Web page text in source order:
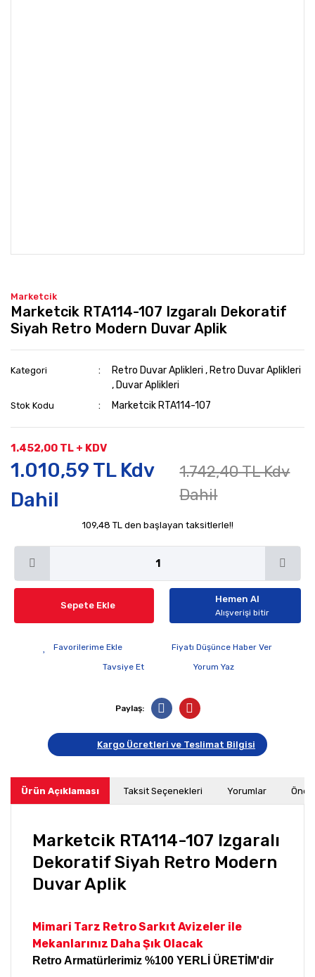
Marketcik
Marketcik RTA114-107 Izgaralı Dekoratif
Siyah Retro Modern Duvar Aplik
Kategori Retro Duvar Aplikleri , Retro Duvar Aplikleri
, Duvar Aplikleri
Stok Kodu Marketcik RTA114-107
1.452,00 TL + KDV
1.010,59 TL Kdv
Dahil
1.742,40 TL Kdv
Dahil
109,48 TL den başlayan taksitlerle!!
Sepete Ekle
Hemen Al
Alışverişi bitir
Fiyatı Düşünce Haber Ver
Tavsiye Et
Yorum Yaz
Paylaş:
Kargo Ücretleri ve Teslimat Bilgisi
Ürün Açıklaması Taksit Seçenekleri Yorumlar
Marketcik RTA114-107 Izgaralı
Dekoratif Siyah Retro Modern
Duvar Aplik
Mimari Tarz Retro Sarkıt Avizeler ile
Mekanlarınız Daha Şık Olacak
Retro Armatürlerimiz %100 YERLİ ÜRETİM'dir